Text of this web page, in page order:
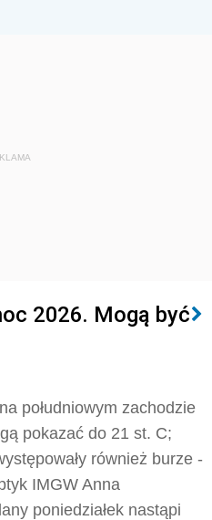
2026. Mogą być
południowym zachodzie
pokazać do 21 st. C;
również burze -
IMGW Anna
poniedziałek nastąpi